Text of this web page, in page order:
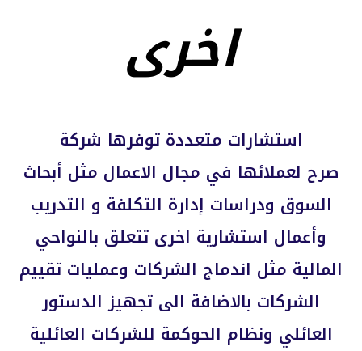
اخرى
استشارات متعددة توفرها شركة
صرح لعملائها في مجال الاعمال مثل أبحاث
السوق ودراسات إدارة التكلفة و التدريب
وأعمال استشارية اخرى تتعلق بالنواحي
المالية مثل اندماج الشركات وعمليات تقييم
الشركات بالاضافة الى تجهيز الدستور
العائلي ونظام الحوكمة للشركات العائلية